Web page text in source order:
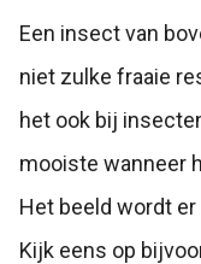
Een insect van
niet zulke fraaie
het ook bij
mooiste wanneer
Het beeld wordt
Kijk eens op